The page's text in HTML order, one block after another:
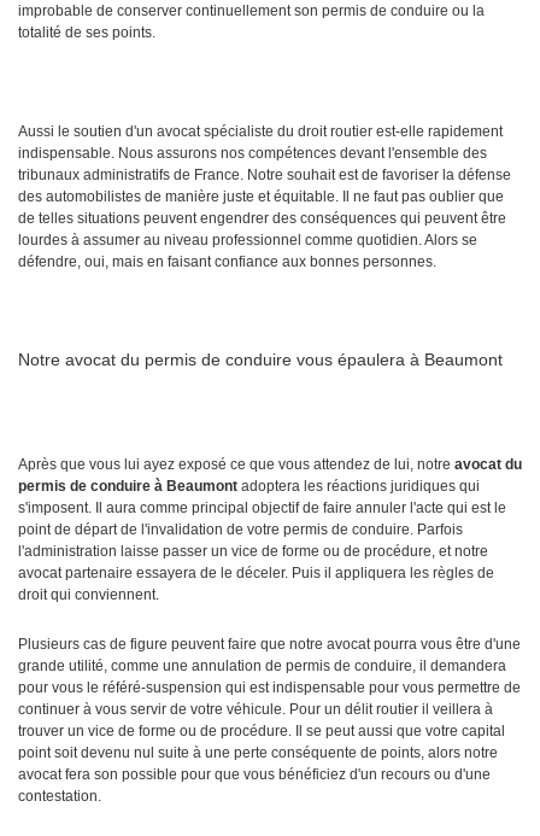
improbable de conserver continuellement son permis de conduire ou la
totalité de ses points.
Aussi le soutien d'un avocat spécialiste du droit routier est-elle rapidement
indispensable. Nous assurons nos compétences devant l'ensemble des
tribunaux administratifs de France. Notre souhait est de favoriser la défense
des automobilistes de manière juste et équitable. Il ne faut pas oublier que
de telles situations peuvent engendrer des conséquences qui peuvent être
lourdes à assumer au niveau professionnel comme quotidien. Alors se
défendre, oui, mais en faisant confiance aux bonnes personnes.
Notre avocat du permis de conduire vous épaulera à Beaumont
Après que vous lui ayez exposé ce que vous attendez de lui, notre avocat du
permis de conduire à Beaumont adoptera les réactions juridiques qui
s'imposent. Il aura comme principal objectif de faire annuler l'acte qui est le
point de départ de l'invalidation de votre permis de conduire. Parfois
l'administration laisse passer un vice de forme ou de procédure, et notre
avocat partenaire essayera de le déceler. Puis il appliquera les règles de
droit qui conviennent.
Plusieurs cas de figure peuvent faire que notre avocat pourra vous être d'une
grande utilité, comme une annulation de permis de conduire, il demandera
pour vous le référé-suspension qui est indispensable pour vous permettre de
continuer à vous servir de votre véhicule. Pour un délit routier il veillera à
trouver un vice de forme ou de procédure. Il se peut aussi que votre capital
point soit devenu nul suite à une perte conséquente de points, alors notre
avocat fera son possible pour que vous bénéficiez d'un recours ou d'une
contestation.